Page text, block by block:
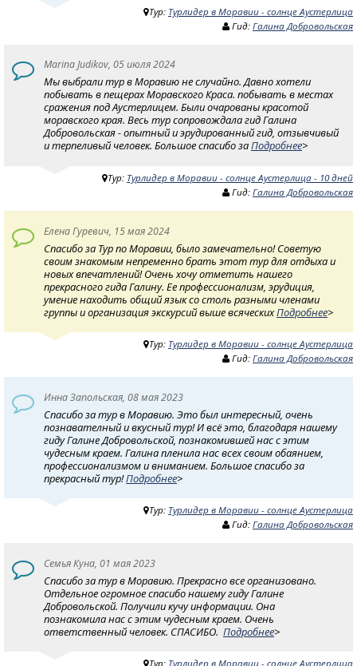
Тур: Турлидер в Моравии - солнце Аустерлица
Гид: Галина Добровольская
Marina Judikov, 05 июля 2024
Мы выбрали тур в Моравию не случайно. Давно хотели
побывать в пещерах Моравского Краса. побывать в местах
сражения под Аустерлицем. Были очарованы красотой
моравского края. Весь тур сопровождала гид Галина
Добровольская - опытный и эрудированный гид, отзывчивый
и терпеливый человек. Большое спасибо заПодробнее>
Тур: Турлидер в Моравии - солнце Аустерлица - 10 дней
Гид: Галина Добровольская
Елена Гуревич, 15 мая 2024
Спасибо за Тур по Моравии, было замечательно! Советую
своим знакомым непременно брать этот тур для отдыха и
новых впечатлений! Очень хочу отметить нашего
прекрасного гида Галину. Ее профессионализм, эрудиция,
умение находить общий язык со столь разными членами
группы и организация экскурсий выше всяческихПодробнее>
Тур: Турлидер в Моравии - солнце Аустерлица
Гид: Галина Добровольская
Инна Запольская, 08 мая 2023
Спасибо за тур в Моравию. Это был интересный, очень
познавателный и вкусный тур! И всё это, благодаря нашему
гиду Галине Добровольской, познакомившей нас с этим
чудесным краем. Галина пленила нас всех своим обаянием,
профессионализмом и вниманием. Большое спасибо за
прекрасный тур!Подробнее>
Тур: Турлидер в Моравии - солнце Аустерлица
Гид: Галина Добровольская
Семья Куна, 01 мая 2023
Спасибо за тур в Моравию. Прекрасно все организовано.
Отдельное огромное спасибо нашему гиду Галине
Добровольской. Получили кучу информации. Она
познакомила нас с этим чудесным краем. Очень
ответственный человек. СПАСИБО. Подробнее>
Тур: Турлидер в Моравии - солнце Аустерлица